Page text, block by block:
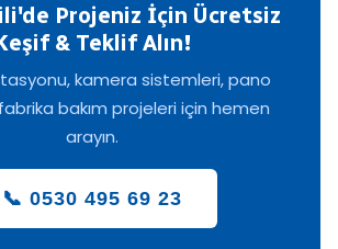
Projeniz İçin Ücretsiz
& Teklif Alın!
kamera sistemleri, pano
bakım projeleri için hemen
arayın.
📞 0530 495 69 23